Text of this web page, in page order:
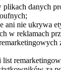
plikach danych
ani nie ukrywa
w reklamach
list